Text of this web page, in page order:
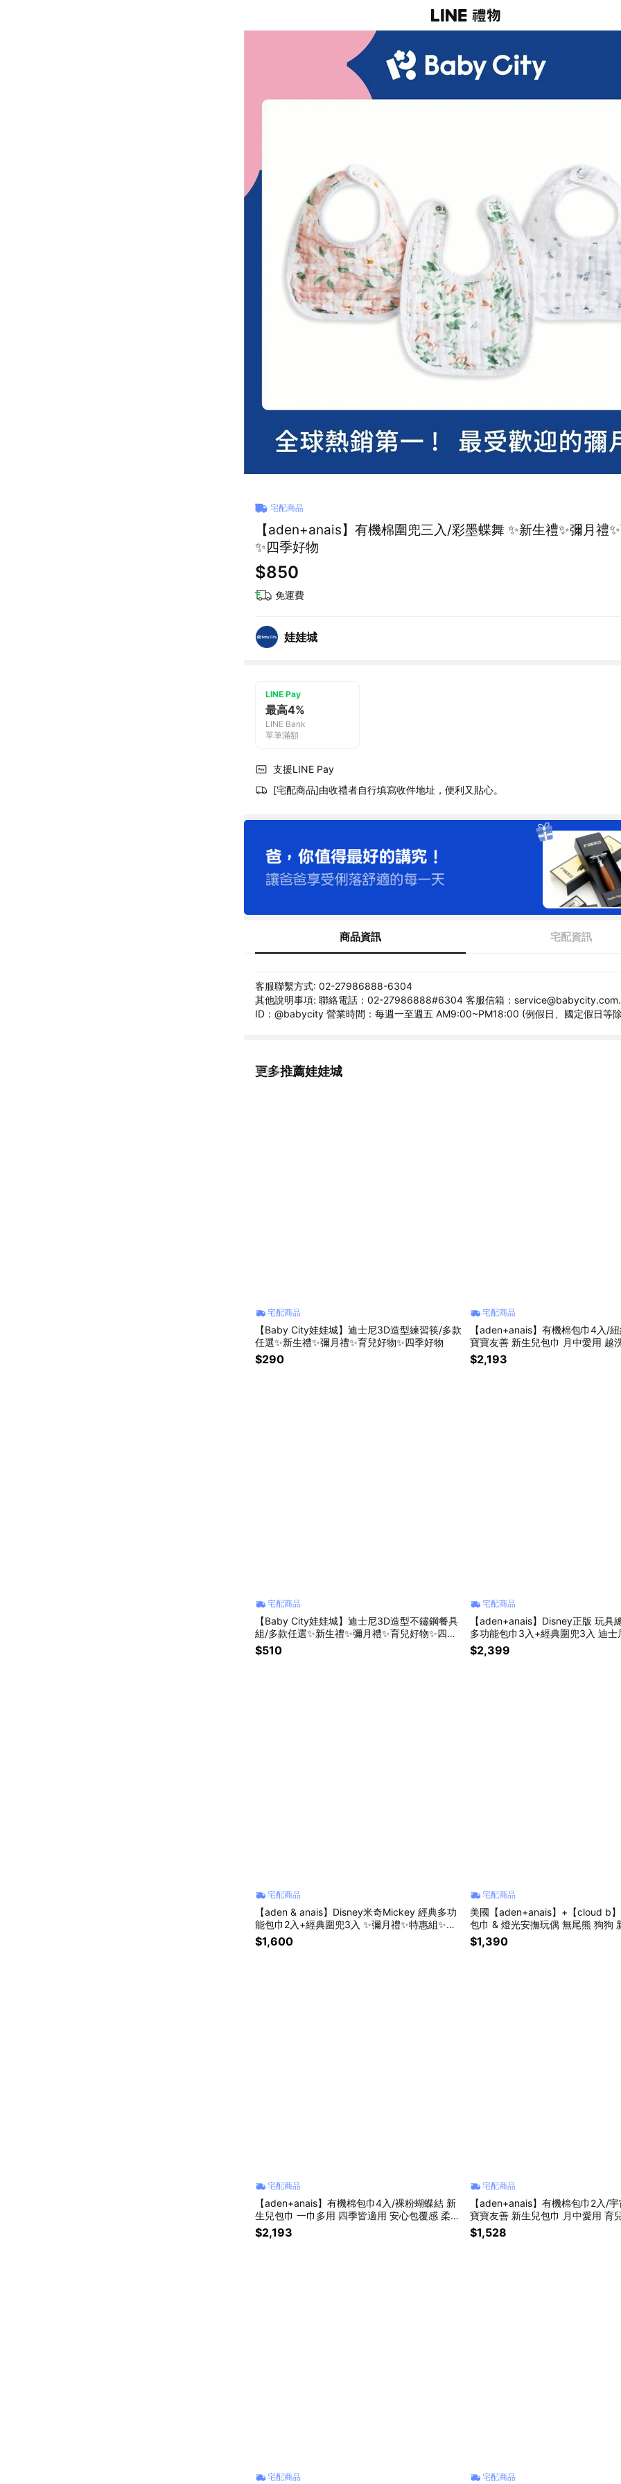
宅配商品
【aden+anais】有機棉圍兜三入/彩墨蝶舞 ✨新生禮✨彌月禮
✨四季好物
$850
免運費
娃娃城
LINE Pay
最高4%
LINE Bank
單筆滿額
支援LINE Pay
[宅配商品]由收禮者自行填寫收件地址，便利又貼心。
商品資訊 宅配資訊
客服聯繫方式: 02-27986888-6304
其他說明事項: 聯絡電話：02-27986888#6304 客服信箱：
ID：@babycity 營業時間：每週一至週五 AM9:00~PM18:00 (例假日、國定假日等
更多推薦娃娃城
看更多
宅配商品
【Baby City娃娃城】迪士尼3D造型練習筷/多款
任選✨新生禮✨彌月禮✨育兒好物✨四季好物
$290
宅配商品
【aden+anais】有機棉包巾4入/
寶寶友善 新生兒包巾 月中愛用 越
小被被 ✨新生禮✨彌月禮✨育兒好
$2,193
宅配商品
【Baby City娃娃城】迪士尼3D造型不鏽鋼餐具
組/多款任選✨新生禮✨彌月禮✨育兒好物✨四季
好物
$510
宅配商品
【aden+anais】Disney正版 玩具
多功能包巾3入+經典圍兜3入 迪士
寶用品 男寶✨新生禮✨彌月禮✨育
好物
$2,399
宅配商品
【aden & anais】Disney米奇Mickey 經典多功
能包巾2入+經典圍兜3入 ✨彌月禮✨特惠組✨星
空米奇
$1,600
宅配商品
美國【aden+anais】+【cloud b
包巾 & 燈光安撫玩偶 無尾熊 狗狗
彌月禮 中性✨新生禮✨彌月禮✨育
好物
$1,390
宅配商品
【aden+anais】有機棉包巾4入/裸粉蝴蝶結 新
生兒包巾 一巾多用 四季皆適用 安心包覆感 柔軟
小被被 哺乳巾✨新生禮✨彌月禮✨育兒好物✨四
季好物
$2,193
宅配商品
【aden+anais】有機棉包巾2入/
寶寶友善 新生兒包巾 月中愛用 育
小被被 床單 ✨新生禮✨彌月禮✨育
好物
$1,528
宅配商品 宅配商品